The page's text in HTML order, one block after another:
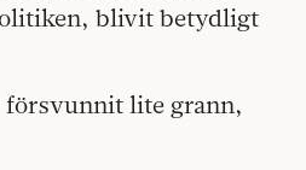
blivit betydligt
försvunnit lite grann,